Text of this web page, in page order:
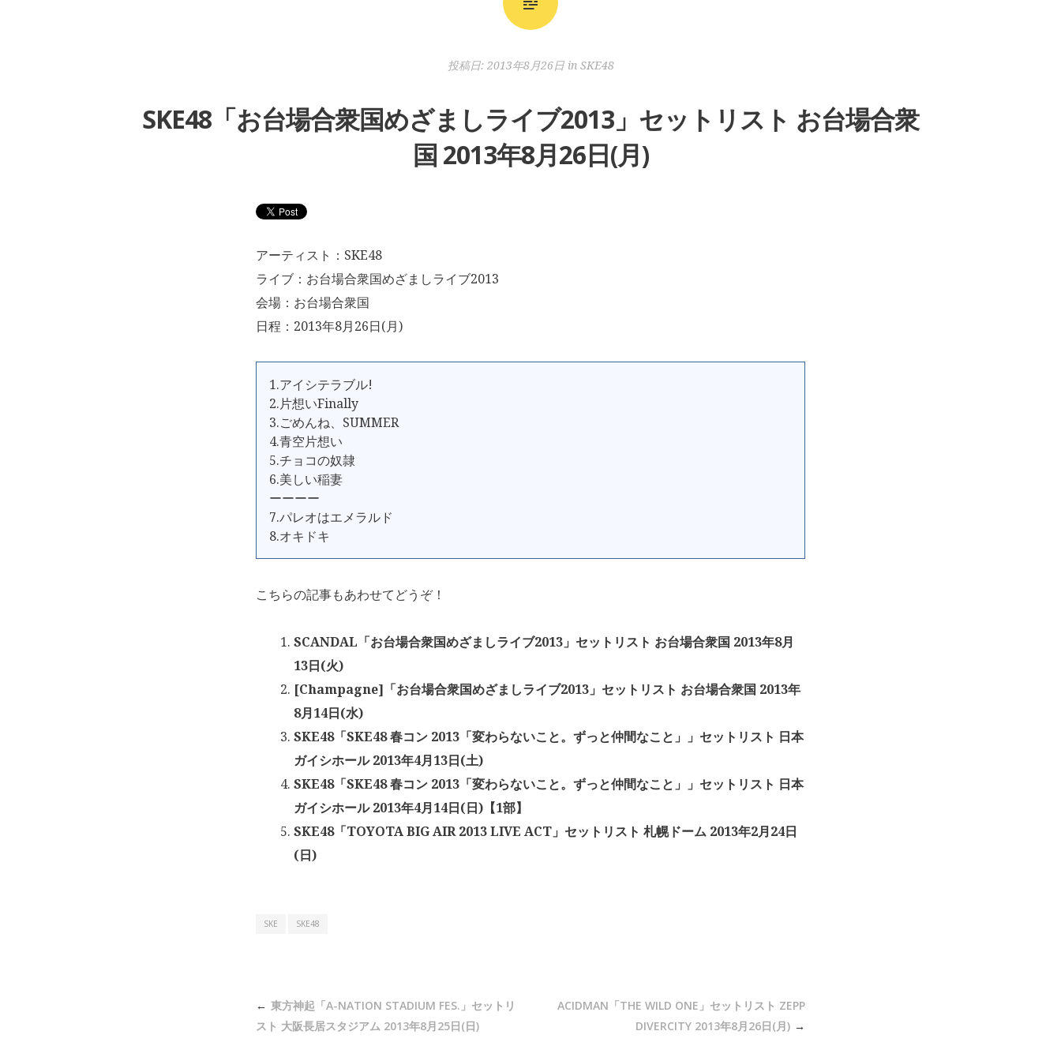
投稿日: 2013年8月26日in SKE48
SKE48「お台場合衆国めざましライブ2013」セットリスト お台場合衆
国 2013年8月26日(月)
アーティスト：SKE48
ライブ：お台場合衆国めざましライブ2013
会場：お台場合衆国
日程：2013年8月26日(月)
1.アイシテラブル!
2.片想いFinally
3.ごめんね、SUMMER
4.青空片想い
5.チョコの奴隷
6.美しい稲妻
ーーーー
7.パレオはエメラルド
8.オキドキ
こちらの記事もあわせてどうぞ！
SCANDAL「お台場合衆国めざましライブ2013」セットリスト お台場合衆国 2013年8月
13日(火)
[Champagne]「お台場合衆国めざましライブ2013」セットリスト お台場合衆国 2013年
8月14日(水)
SKE48「SKE48 春コン 2013「変わらないこと。ずっと仲間なこと」」セットリスト 日本
ガイシホール 2013年4月13日(土)
SKE48「SKE48 春コン 2013「変わらないこと。ずっと仲間なこと」」セットリスト 日本
ガイシホール 2013年4月14日(日)【1部】
SKE48「TOYOTA BIG AIR 2013 LIVE ACT」セットリスト 札幌ドーム 2013年2月24日
(日)
SKE SKE48
東方神起「A-NATION STADIUM FES.」セットリ
スト 大阪長居スタジアム 2013年8月25日(日)
ACIDMAN「THE WILD ONE」セットリスト ZEPP
DIVERCITY 2013年8月26日(月)